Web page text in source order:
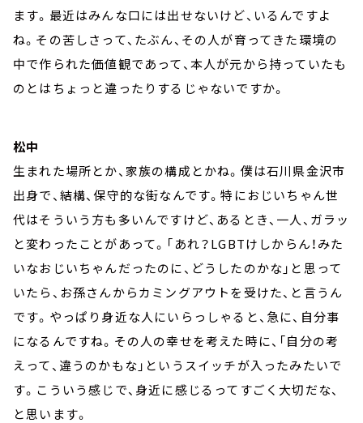
ます。最近はみんな口には出せないけど、いるんですよ
ね。その苦しさって、たぶん、その人が育ってきた環境の
中で作られた価値観であって、本人が元から持っていたも
のとはちょっと違ったりするじゃないですか。
松中
生まれた場所とか、家族の構成とかね。僕は石川県金沢市
出身で、結構、保守的な街なんです。特におじいちゃん世
代はそういう方も多いんですけど、あるとき、一人、ガラッ
と変わったことがあって。「あれ？LGBTけしからん！みた
いなおじいちゃんだったのに、どうしたのかな」と思って
いたら、お孫さんからカミングアウトを受けた、と言うん
です。やっぱり身近な人にいらっしゃると、急に、自分事
になるんですね。その人の幸せを考えた時に、「自分の考
えって、違うのかもな」というスイッチが入ったみたいで
す。こういう感じで、身近に感じるってすごく大切だな、
と思います。